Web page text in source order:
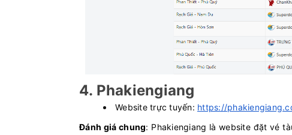
4. Phakiengiang
Website trực tuyến: https://
Đánh giá chung: Phakiengiang là website đặt vé